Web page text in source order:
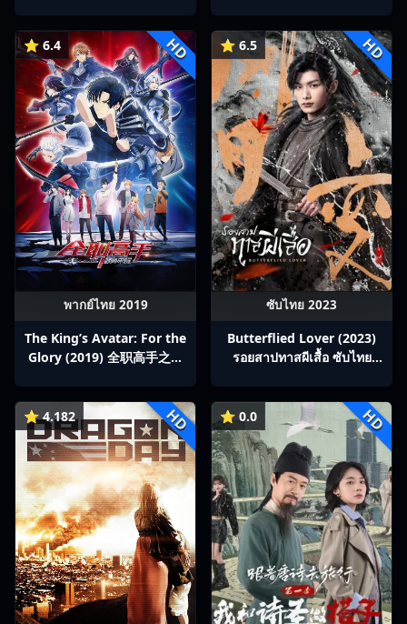
⭐ 6.4 HD
พากย์ไทย 2019
The King’s Avatar: For the
Glory (2019) 全职高手之巅
⭐ 6.5 HD
ซับไทย 2023
Butterflied Lover (2023)
รอยสาปทาสผีเสื้อ ซับไทย
⭐ 4.182 HD ⭐ 0.0 HD